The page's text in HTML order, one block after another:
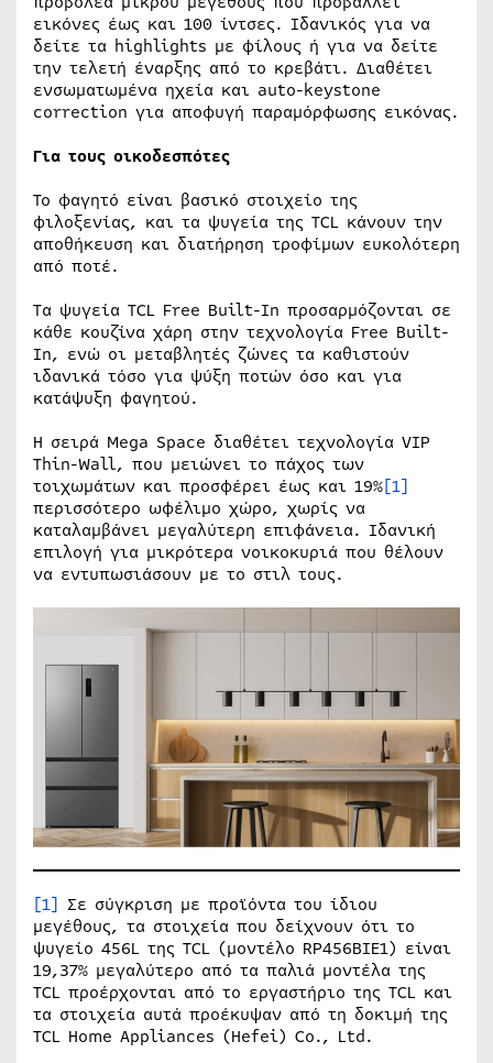
εικόνες έως και 100 ίντσες. Ιδανικός για να
δείτε τα highlights με φίλους ή για να δείτε
την τελετή έναρξης από το κρεβάτι. Διαθέτει
ενσωματωμένα ηχεία και auto-keystone
correction για αποφυγή παραμόρφωσης εικόνας.
Για τους οικοδεσπότες
Το φαγητό είναι βασικό στοιχείο της
φιλοξενίας, και τα ψυγεία της TCL κάνουν την
αποθήκευση και διατήρηση τροφίμων ευκολότερη
από ποτέ.
Τα ψυγεία TCL Free Built-In προσαρμόζονται σε
κάθε κουζίνα χάρη στην τεχνολογία Free Built-
In, ενώ οι μεταβλητές ζώνες τα καθιστούν
ιδανικά τόσο για ψύξη ποτών όσο και για
κατάψυξη φαγητού.
Η σειρά Mega Space διαθέτει τεχνολογία VIP
Thin-Wall, που μειώνει το πάχος των
τοιχωμάτων και προσφέρει έως και 19%[1]
περισσότερο ωφέλιμο χώρο, χωρίς να
καταλαμβάνει μεγαλύτερη επιφάνεια. Ιδανική
επιλογή για μικρότερα νοικοκυριά που θέλουν
να εντυπωσιάσουν με το στιλ τους.
[1] Σε σύγκριση με προϊόντα του ίδιου
μεγέθους, τα στοιχεία που δείχνουν ότι το
ψυγείο 456L της TCL (μοντέλο RP456BIE1) είναι
19,37% μεγαλύτερο από τα παλιά μοντέλα της
TCL προέρχονται από το εργαστήριο της TCL και
τα στοιχεία αυτά προέκυψαν από τη δοκιμή της
TCL Home Appliances (Hefei) Co., Ltd.